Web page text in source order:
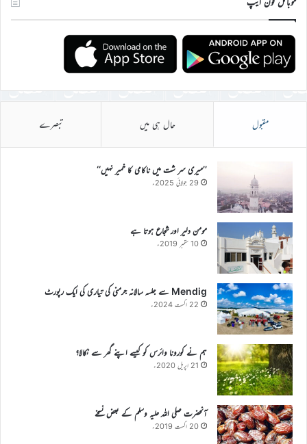
مقبول حال ہی میں تبصرے
’’میری سر شت میں ناکامی کا خمیر نہیں‘‘
29 جولائی 2025ء
مومن دلیر اور شجاع ہوتا ہے
10 ستمبر 2019ء
Mendig سے جلسہ سالانہ جرمنی کی تیاری کی ایک رپورٹ
22 اگست 2024ء
ہم نے کورونا وائرس کو کیسے اپنے گھر سے نکالا؟
21 اپریل 2020ء
آنحضرت صلی اللہ علیہ وسلم کے بعض نسخے
20 اگست 2019ء